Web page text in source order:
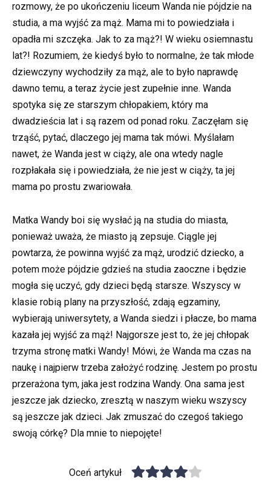
rozmowy, że po ukończeniu liceum Wanda nie pójdzie na
studia, a ma wyjść za mąż. Mama mi to powiedziała i
opadła mi szczęka. Jak to za mąż?! W wieku osiemnastu
lat?! Rozumiem, że kiedyś było to normalne, że tak młode
dziewczyny wychodziły za mąż, ale to było naprawdę
dawno temu, a teraz życie jest zupełnie inne. Wanda
spotyka się ze starszym chłopakiem, który ma
dwadzieścia lat i są razem od ponad roku. Zaczęłam się
trząść, pytać, dlaczego jej mama tak mówi. Myślałam
nawet, że Wanda jest w ciąży, ale ona wtedy nagle
rozpłakała się i powiedziała, że nie jest w ciąży, ta jej
mama po prostu zwariowała.
Matka Wandy boi się wysłać ją na studia do miasta,
ponieważ uważa, że miasto ją zepsuje. Ciągle jej
powtarza, że powinna wyjść za mąż, urodzić dziecko, a
potem może pójdzie gdzieś na studia zaoczne i będzie
mogła się uczyć, gdy dzieci będą starsze. Wszyscy w
klasie robią plany na przyszłość, zdają egzaminy,
wybierają uniwersytety, a Wanda siedzi i płacze, bo mama
kazała jej wyjść za mąż! Najgorsze jest to, że jej chłopak
trzyma stronę matki Wandy! Mówi, że Wanda ma czas na
naukę i najpierw trzeba założyć rodzinę. Jestem po prostu
przerażona tym, jaka jest rodzina Wandy. Ona sama jest
jeszcze jak dziecko, zresztą w naszym wieku wszyscy
są jeszcze jak dzieci. Jak zmuszać do czegoś takiego
swoją córkę? Dla mnie to niepojęte!
Oceń artykuł